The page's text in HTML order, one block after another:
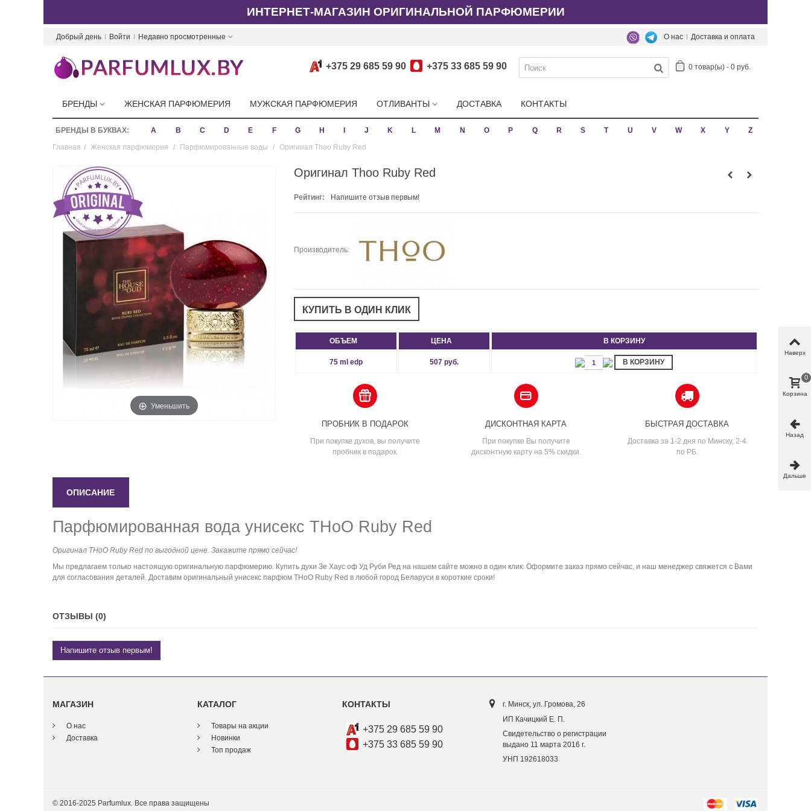
ИНТЕРНЕТ-МАГАЗИН ОРИГИНАЛЬНОЙ ПАРФЮМЕРИИ
Добрый день Войти Недавно просмотренные Доставка и оплата
О нас
0 товар(ы) - 0 руб.
+375 29 685 59 90 +375 33 685 59 90
БРЕНДЫ ЖЕНСКАЯ ПАРФЮМЕРИЯ МУЖСКАЯ ПАРФЮМЕРИЯ ОТЛИВАНТЫ ДОСТАВКА КОНТАКТЫ
БРЕНДЫ В БУКВАХ: A B C D E F G H J K L M N O P Q R S T U V W X Y
Z
Главная / Женская парфюмерия / Парфюмированные воды / Оригинал Thoo Ruby Red
Уменьшить
Оригинал Thoo Ruby Red
Рейтинг: Напишите отзыв первым!
Производитель:
ОБЪЕМ ЦЕНА В КОРЗИНУ
75 ml edp 507 руб. В КОРЗИНУ
ПРОБНИК В ПОДАРОК
При покупке духов, вы получите
пробник в подарок.
ДИСКОНТНАЯ КАРТА
При покупке Вы получите
дисконтную карту на 5% скидки.
БЫСТРАЯ ДОСТАВКА
Доставка за 1-2 дня по Минску, 2-4
по РБ.
ОПИСАНИЕ
Парфюмированная вода унисекс THoO Ruby Red
Оригинал THoO Ruby Red по выгодной цене. Закажите прямо сейчас!
Мы предлагаем только настоящую оригинальную парфюмерию. Купить духи Зе Хаус оф Уд Руби Ред на нашем сайте можно в один клик. Оформите заказ прямо сейчас, и наш менеджер свяжется с Вами
для согласования деталей. Доставим оригинальный унисекс парфюм THoO Ruby Red в любой город Беларуси в короткие сроки!
ОТЗЫВЫ (0)
Напишите отзыв первым!
МАГАЗИН
О нас
Доставка
КАТАЛОГ
Товары на акции
Новинки
Топ продаж
КОНТАКТЫ
+375 29 685 59 90
+375 33 685 59 90
г. Минск, ул. Громова, 26
ИП Качицкий Е. П.
Свидетельство о регистрации
выдано 11 марта 2016 г.
УНП 192618033
© 2016-2025 Parfumlux. Все права защищены
Наверх
Корзина
0
Назад
Дальше